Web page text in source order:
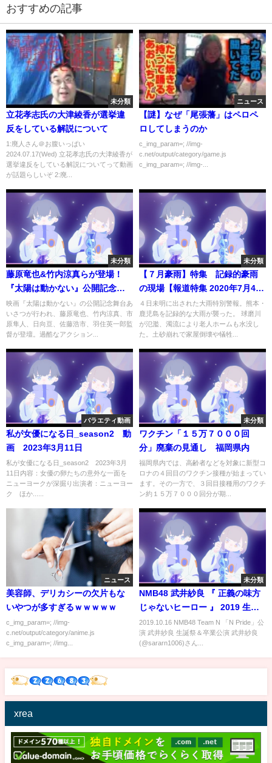
おすすめの記事
未分類
立花孝志氏の大津綾香が選挙違
反をしている解説について
1:廃人さん＠お腹いっぱい
2024.07.17(Wed) 立花孝志氏の大津綾香が
選挙違反をしている解説についてって動画
が話題らしいぞ 2:廃...
ニュース
【謎】なぜ「尾張藩」はペロペ
ロしてしまうのか
c_img_param=; //img-
c.net/output/category/game.js
c_img_param=; //img-...
未分類
藤原竜也&竹内涼真らが登場！
『太陽は動かない』公開記念舞
台あいさつ【トークノーカッ
ト】
映画『太陽は動かない』の公開記念舞台あ
いさつが行われ、藤原竜也、竹内涼真、市
原隼人、日向亘、佐藤浩市、羽住英一郎監
督が登壇。過酷なアクション...
未分類
【７月豪雨】特集 記録的豪雨
の現場【報道特集 2020年7月4日
放送】
４日未明に出された大雨特別警報。熊本・
鹿児島を記録的な大雨が襲った。 球磨川
が氾濫、濁流により老人ホームも水没し
た。土砂崩れで家屋倒壊や犠牲...
バラエティ動画
私が女優になる日_season2 動
画 2023年3月11日
私が女優になる日_season2 2023年3月
11日内容：女優の卵たちの意外な一面を
ニューヨークが深掘り出演者：ニューヨー
ク ほか......
未分類
ワクチン「１５万７０００回
分」廃棄の見通し 福岡県内
福岡県内では、高齢者などを対象に新型コ
ロナの４回目のワクチン接種が始まってい
ます。その一方で、３回目接種用のワクチ
ン約１５万７０００回分が期...
ニュース
美容師、デリカシーの欠片もな
いやつが多すぎるｗｗｗｗｗ
c_img_param=; //img-
c.net/output/category/anime.js
c_img_param=; //img...
未分類
NMB48 武井紗良 『 正義の味方
じゃないヒーロー 』 2019 生誕
祭＆卒業公演
2019.10.16 NMB48 Team N 「N Pride」公
演 武井紗良 生誕祭＆卒業公演 武井紗良
(@sararn1006)さん...
xrea